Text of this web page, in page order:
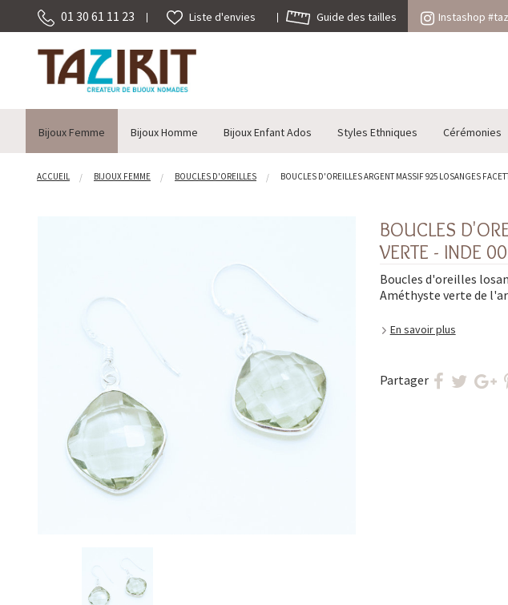
01 30 61 11 23 Liste d'envies Guide des tailles Instashop
Bijoux Femme Bijoux Homme Bijoux Enfant Ados Styles Ethniques Cérémonies
ACCUEIL BIJOUX FEMME BOUCLES D'OREILLES BOUCLES D'OREILLES ARGENT MASSIF 925 LOSANGES
BOUCLES
VERTE - INDE
Boucles d'oreilles
Améthyste verte de
En savoir plus
Partager